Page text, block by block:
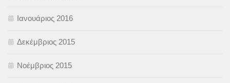
Ιανουάριος 2016
Δεκέμβριος 2015
Νοέμβριος 2015